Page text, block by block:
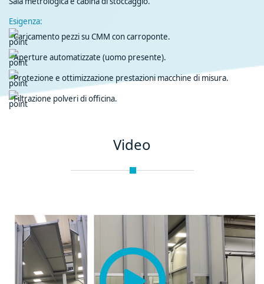
Esigenza:
Caricamento pezzi su CMM con carroponte.
Aperture automatizzate (uomo presente).
Protezione e ottimizzazione prestazioni macchine di misura.
Filtrazione polveri di officina.
Video